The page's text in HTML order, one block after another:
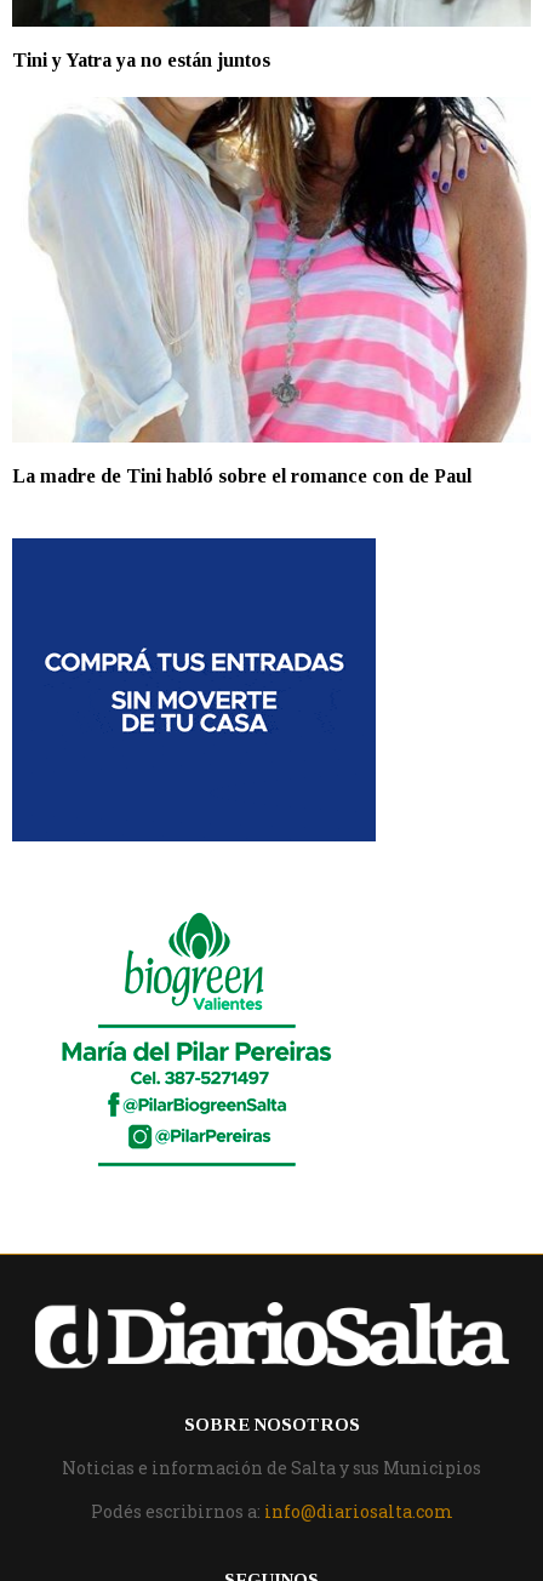
Tini y Yatra ya no están juntos
La madre de Tini habló sobre el romance con de Paul
SOBRE NOSOTROS
Noticias e información de Salta y sus Municipios
Podés escribirnos a: info@diariosalta.com